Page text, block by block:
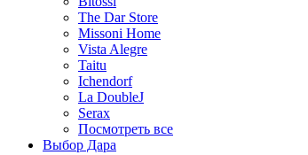
The Dar Store
Missoni Home
Vista Alegre
Taitu
Ichendorf
La DoubleJ
Serax
Посмотреть все
Выбор Дара